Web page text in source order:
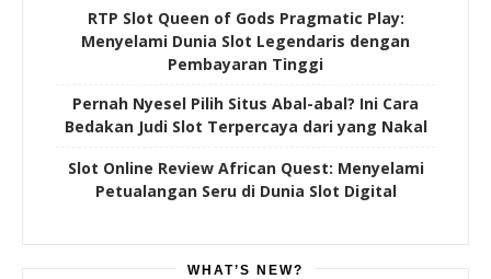
RTP Slot Queen of Gods Pragmatic Play:
Menyelami Dunia Slot Legendaris dengan
Pembayaran Tinggi
Pernah Nyesel Pilih Situs Abal-abal? Ini Cara
Bedakan Judi Slot Terpercaya dari yang Nakal
Slot Online Review African Quest: Menyelami
Petualangan Seru di Dunia Slot Digital
WHAT’S NEW?